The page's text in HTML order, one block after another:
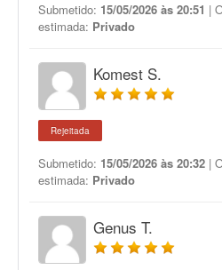
Submetido: 15/05/2026 às 20:51 |
estimada: Privado
Komest S.
Rejeitada
Submetido: 15/05/2026 às 20:32 |
estimada: Privado
Genus T.